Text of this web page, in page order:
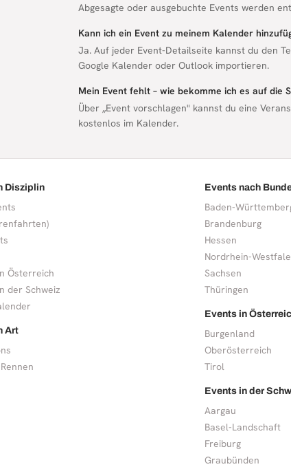
Abgesagte oder ausgebuchte Events werden
Kann ich ein Event zu meinem Kalender
Ja. Auf jeder Event-Detailseite kannst du den
Google Kalender oder Outlook importieren.
Mein Event fehlt – wie bekomme ich es auf die
Über „Event vorschlagen" kannst du eine
kostenlos im Kalender.
Disziplin
Österreich
der Schweiz
Art
Events nach
Baden-
Brandenburg
Hessen
Nordrhein-
Sachsen
Thüringen
Events in
Burgenland
Oberösterreich
Tirol
Events in der
Aargau
Basel-Landschaft
Freiburg
Graubünden